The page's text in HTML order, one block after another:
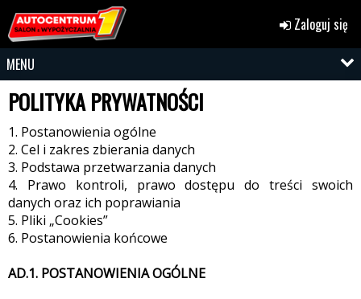
Zaloguj się
MENU
POLITYKA PRYWATNOŚCI
1. Postanowienia ogólne
2. Cel i zakres zbierania danych
3. Podstawa przetwarzania danych
4. Prawo kontroli, prawo dostępu do treści swoich
danych oraz ich poprawiania
5. Pliki „Cookies”
6. Postanowienia końcowe
AD.1. POSTANOWIENIA OGÓLNE